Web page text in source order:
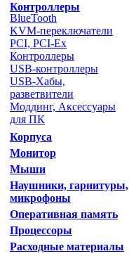
Контроллеры
BlueTooth
KVM-переключатели
PCI, PCI-Ex
Контроллеры
USB-контроллеры
USB-Хабы,
разветвители
Моддинг, Аксессуары
для ПК
Корпуса
Монитор
Мыши
Наушники, гарнитуры,
микрофоны
Оперативная память
Процессоры
Расходные материалы